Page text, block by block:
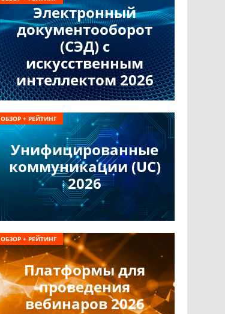
Электронный
документооборот
(СЭД) с
искусственным
интеллектом 2026
Унифицированные
коммуникации (UC)
2026
ОБЗОР + РЕЙТИНГ
Платформы для
проведения
вебинаров 2026
ОБЗОР + РЕЙТИНГ